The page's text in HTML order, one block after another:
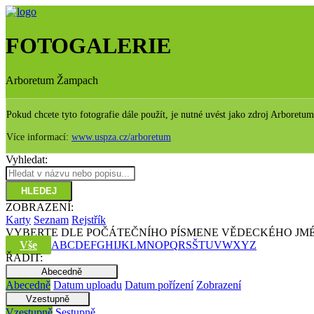
FOTOGALERIE
Arboretum Žampach
Pokud chcete tyto fotografie dále použít, je nutné uvést jako zdroj
Více informací: www.uspza.cz/arboretum
Vyhledat:
HLEDEJ
ZOBRAZENÍ:
Karty Seznam Rejstřík
VYBERTE DLE POČÁTEČNÍHO PÍSMENE VĚDECKÉHO
Vše
ABCDEFGHIJKLMNOPQRSŠTUVWXYZ
ŘADIT:
Abecedně
Abecedně Datum uploadu Datum pořízení Zobrazení
Vzestupně